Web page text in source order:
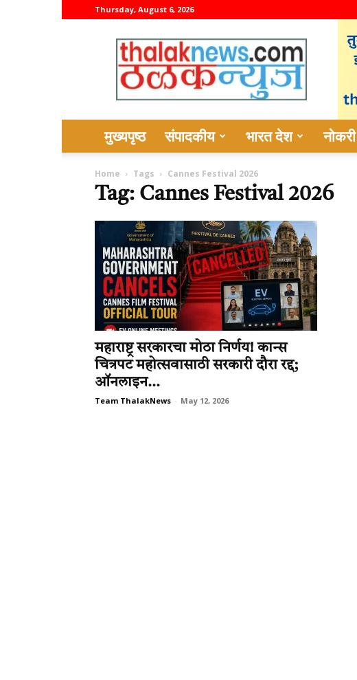
Thursday, August 6, 2026
thalaknews
मुख्यपृष्ठ संपादकीय भारत देश
Home Tags Cannes Festival 2026
Tag: Cannes Festival 2026
महाराष्ट्र सरकारचा मोठा निर्णय! कान्स
चित्रपट महोत्सवासाठी सरकारी दौरा रद्द;
ऑनलाइन...
Team ThalakNews - May 12, 2026